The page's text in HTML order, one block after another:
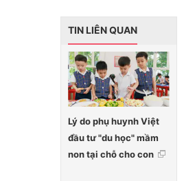
TIN LIÊN QUAN
Lý do phụ huynh Việt
đầu tư "du học" mầm
non tại chỗ cho con